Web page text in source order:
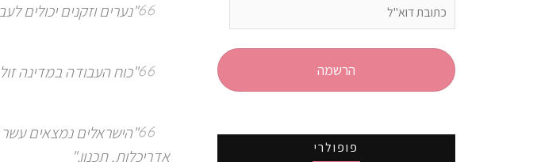
"נערים וזקנים
"כוח העבודה במדינה
"הישראלים נמצאים
אדריכלות, תכנון."
הרשמה
פופולרי